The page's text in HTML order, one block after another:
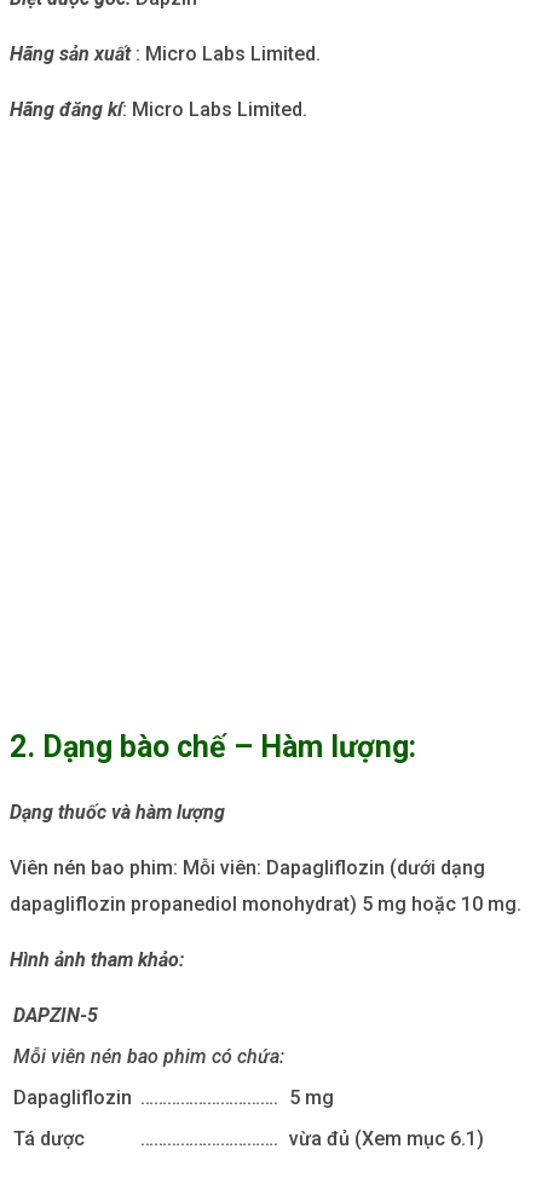
Hãng sản xuất : Micro Labs Limited.
Hãng đăng kí: Micro Labs Limited.
2. Dạng bào chế – Hàm lượng:
Dạng thuốc và hàm lượng
Viên nén bao phim: Mỗi viên: Dapagliflozin (dưới dạng
dapagliflozin propanediol monohydrat) 5 mg hoặc 10 mg.
Hình ảnh tham khảo:
DAPZIN-5
Mỗi viên nén bao phim có chứa:
Dapagliflozin …………………………. 5 mg
Tá dược
…………………………. vừa đủ (Xem mục 6.1)